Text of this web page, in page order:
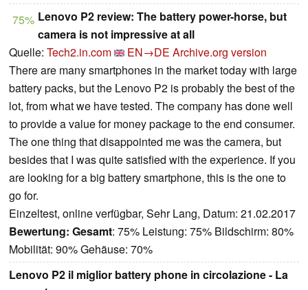
75% Lenovo P2 review: The battery power-horse, but
camera is not impressive at all
Quelle: Tech2.in.com EN→DE Archive.org version
There are many smartphones in the market today with large
battery packs, but the Lenovo P2 is probably the best of the
lot, from what we have tested. The company has done well
to provide a value for money package to the end consumer.
The one thing that disappointed me was the camera, but
besides that I was quite satisfied with the experience. If you
are looking for a big battery smartphone, this is the one to
go for.
Einzeltest, online verfügbar, Sehr Lang, Datum: 21.02.2017
Bewertung: Gesamt: 75% Leistung: 75% Bildschirm: 80%
Mobilität: 90% Gehäuse: 70%
Lenovo P2 il miglior battery phone in circolazione - La